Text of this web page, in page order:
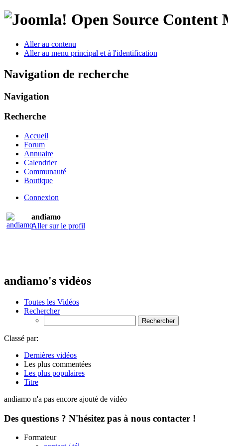
Open Source Content
Aller au contenu
Aller au menu principal et à l'identification
Navigation de recherche
Navigation
Recherche
Accueil
Forum
Annuaire
Calendrier
Communauté
Boutique
Connexion
andiamo
Aller sur le profil
andiamo's vidéos
Toutes les Vidéos
Rechercher
Classé par:
Dernières vidéos
Les plus commentées
Les plus populaires
Titre
andiamo n'a pas encore ajouté de vidéo
Des questions ? N'hésitez pas à nous contacter !
Formateur